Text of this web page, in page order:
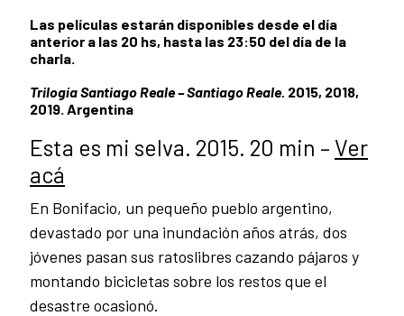
Las películas estarán disponibles desde el día
anterior a las 20 hs, hasta las 23:50 del día de la
charla.
Trilogía Santiago Reale – Santiago Reale. 2015, 2018,
2019. Argentina
Esta es mi selva. 2015. 20 min – Ver
acá
En Bonifacio, un pequeño pueblo argentino,
devastado por una inundación años atrás, dos
jóvenes pasan sus ratoslibres cazando pájaros y
montando bicicletas sobre los restos que el
desastre ocasionó.